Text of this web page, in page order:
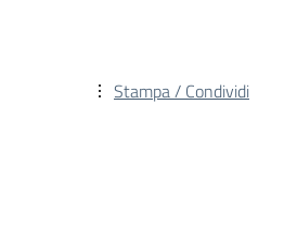
Stampa / Condividi